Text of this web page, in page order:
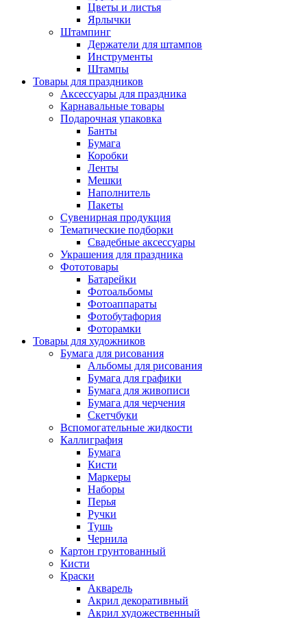
Цветы и листья
Ярлычки
Штампинг
Держатели для штампов
Инструменты
Штампы
Товары для праздников
Аксессуары для праздника
Карнавальные товары
Подарочная упаковка
Банты
Бумага
Коробки
Ленты
Мешки
Наполнитель
Пакеты
Сувенирная продукция
Тематические подборки
Свадебные аксессуары
Украшения для праздника
Фототовары
Батарейки
Фотоальбомы
Фотоаппараты
Фотобутафория
Фоторамки
Товары для художников
Бумага для рисования
Альбомы для рисования
Бумага для графики
Бумага для живописи
Бумага для черчения
Скетчбуки
Вспомогательные жидкости
Каллиграфия
Бумага
Кисти
Маркеры
Наборы
Перья
Ручки
Тушь
Чернила
Картон грунтованный
Кисти
Краски
Акварель
Акрил декоративный
Акрил художественный